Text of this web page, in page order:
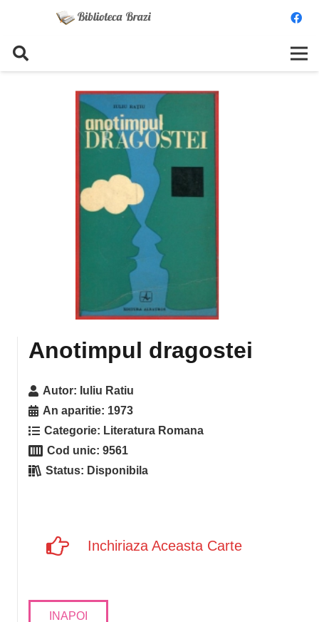
Anotimpul dragostei
Autor: Iuliu Ratiu
An aparitie: 1973
Categorie: Literatura Romana
Cod unic:9561
Status: Disponibila
Inchiriaza Aceasta Carte
INAPOI